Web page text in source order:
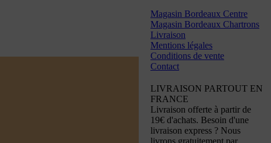
Magasin Bordeaux Centre
Magasin Bordeaux Chartrons
Livraison
Mentions légales
Conditions de vente
Contact
LIVRAISON PARTOUT EN
FRANCE
Livraison offerte à partir de
19€ d'achats. Besoin d'une
livraison express ? Nous
livrons gratuitement par